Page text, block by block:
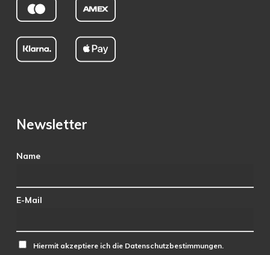
Newsletter
Name
E-Mail
Hiermit akzeptiere ich die Datenschutzbestimmungen.